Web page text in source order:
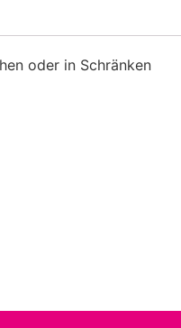
oder in Schränken